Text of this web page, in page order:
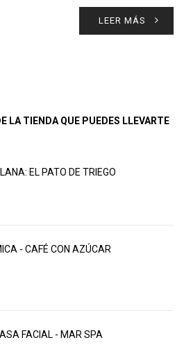
LEER MÁS
LA TIENDA QUE PUEDES LLEVARTE
EL PATO DE TRIEGO
- CAFÉ CON AZÚCAR
FACIAL - MAR SPA